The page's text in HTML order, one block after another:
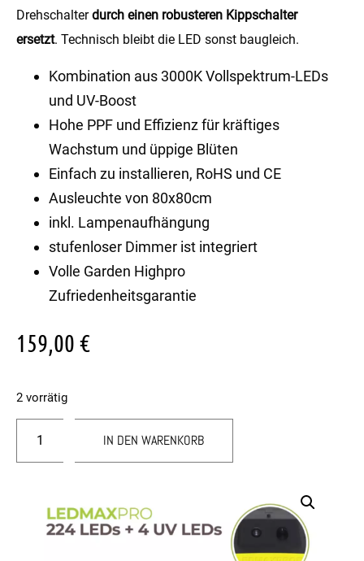
Drehschalterdurch einen robusteren Kippschalter
ersetzt. Technisch bleibt die LED sonst baugleich.
Kombination aus 3000K Vollspektrum-LEDs
und UV-Boost
Hohe PPF und Effizienz für kräftiges
Wachstum und üppige Blüten
Einfach zu installieren, RoHS und CE
Ausleuchte von 80x80cm
inkl. Lampenaufhängung
stufenloser Dimmer ist integriert
Volle Garden Highpro
Zufriedenheitsgarantie
159,00€
2 vorrätig
IN DEN WARENKORB